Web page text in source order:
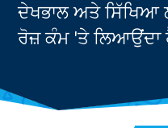
ਦੇਖਭਾਲ ਅਤੇ
ਰੋਜ਼ ਕੰਮ 'ਤੇ ਲਿਆਉਂਦਾ